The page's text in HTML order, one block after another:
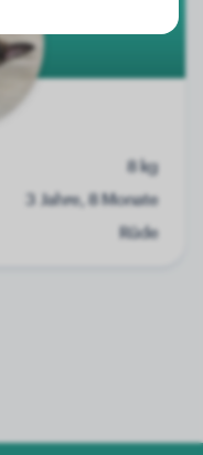
8 kg
3 Jahre, 8 Monate
Rüde